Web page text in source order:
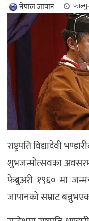
नेपाल जापान
राष्ट्रपति विद्यादेवी
शुभजन्मोत्सवका
फेब्रुअरी १९६० मा
जापानको सम्राट